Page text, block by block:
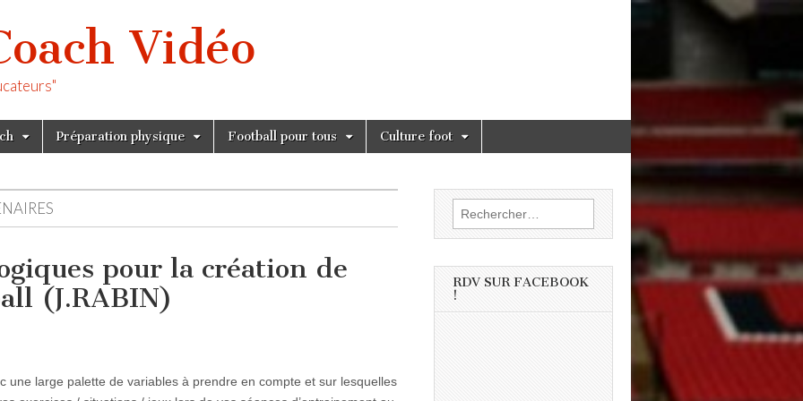
Vidéo
Préparation physique Football pour tous Culture foot
pour la création de
(J.RABIN)
une large palette de variables à prendre en compte et sur lesquelles
Rechercher :
RDV SUR FACEBOOK
!